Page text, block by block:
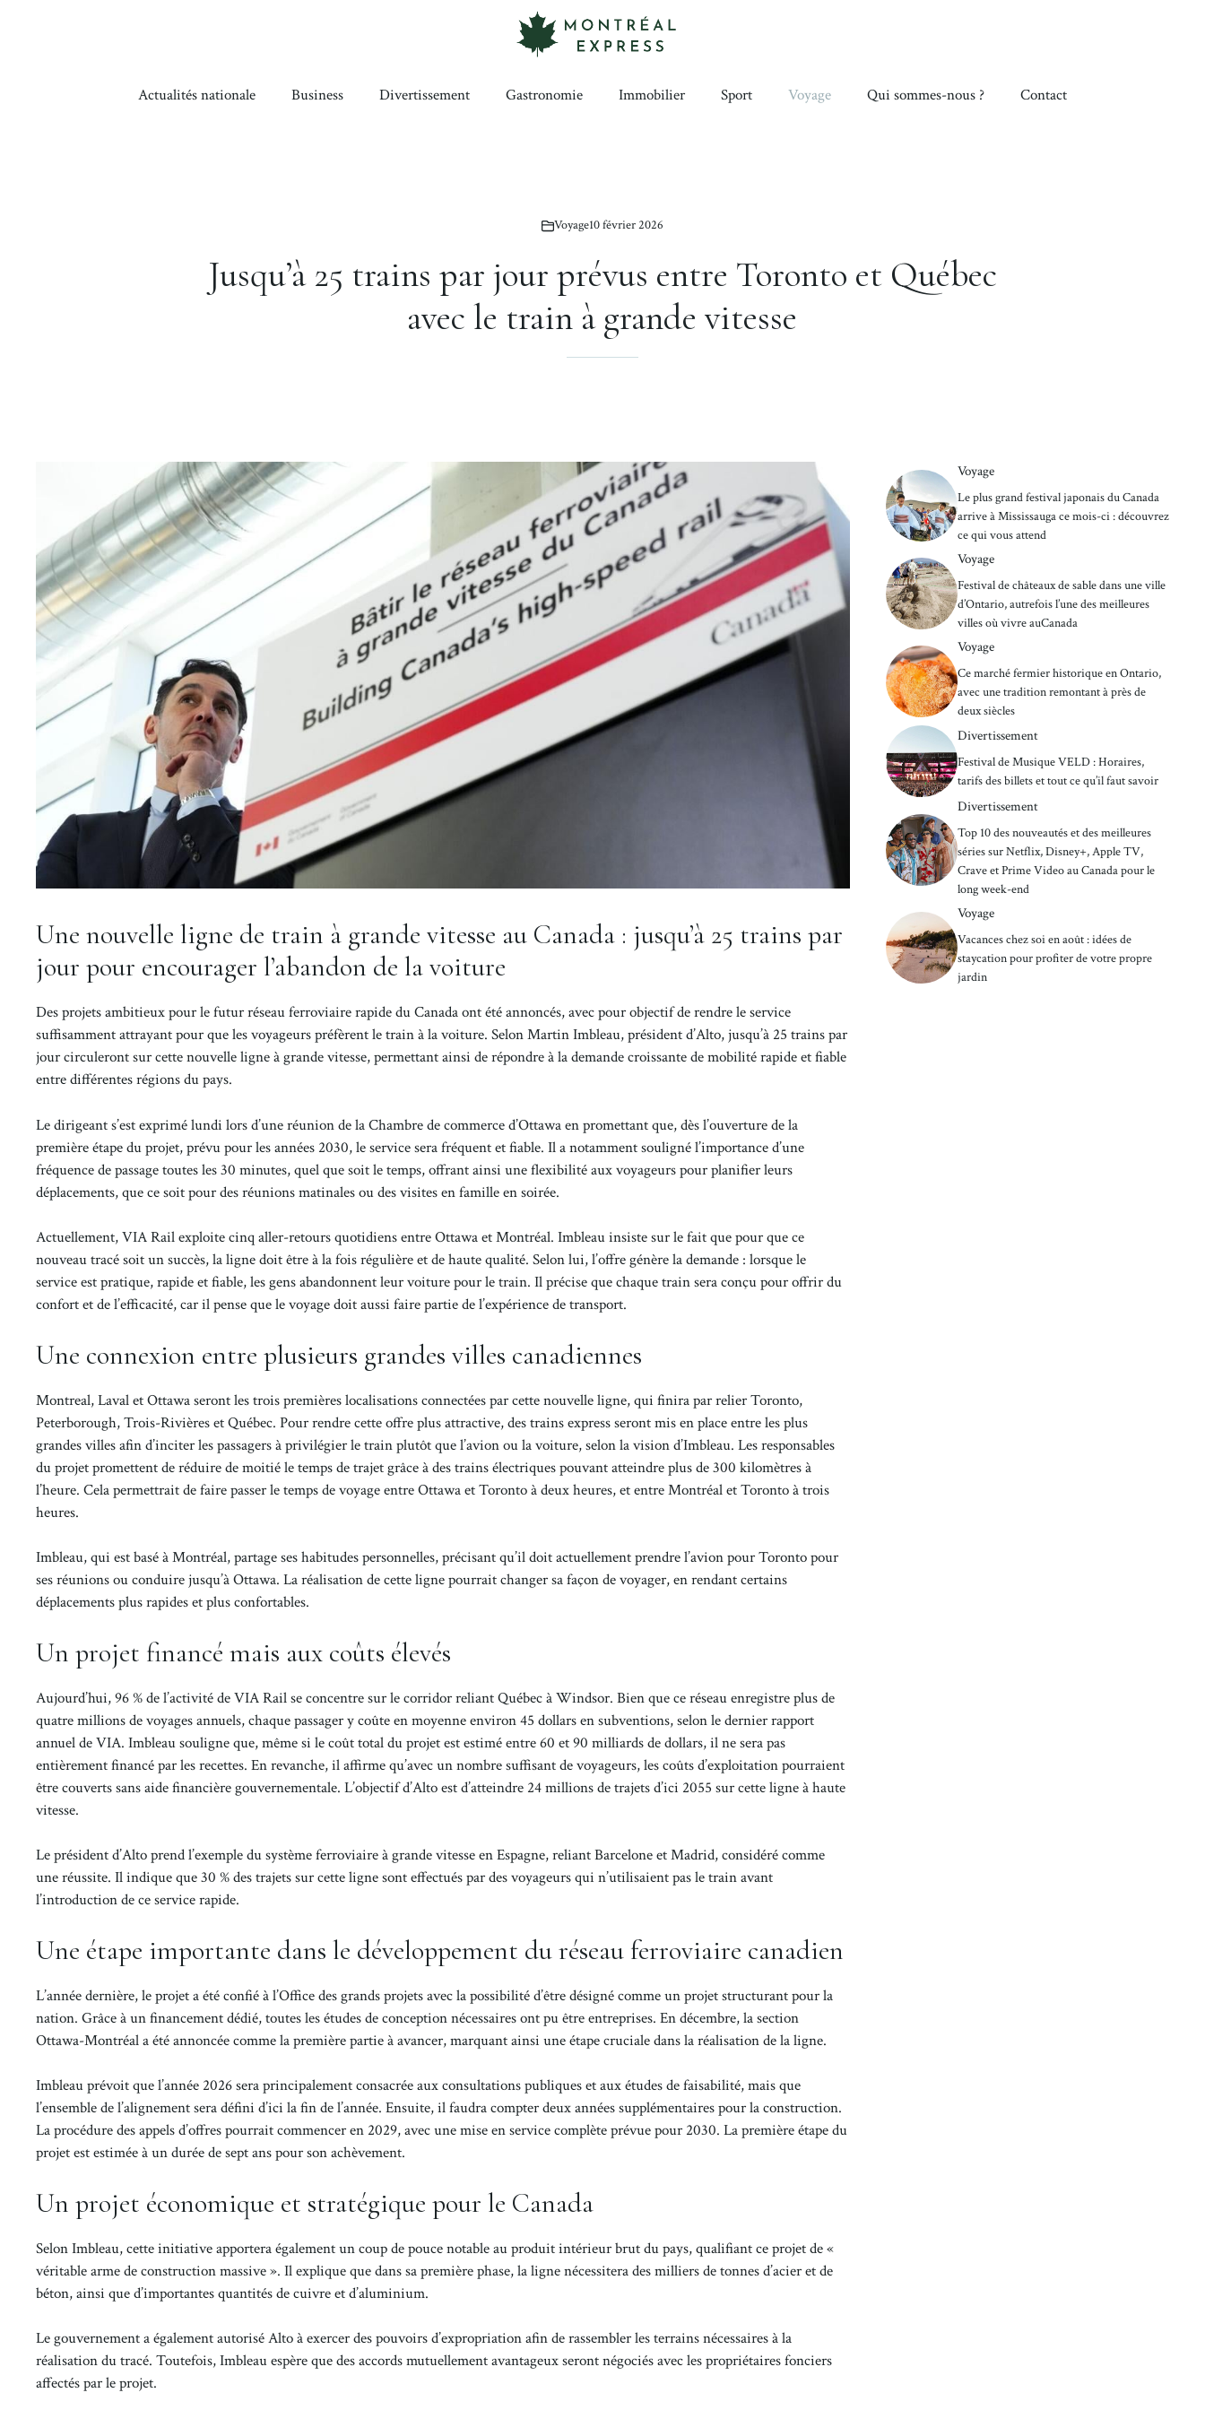
Actualités nationale Business Divertissement Gastronomie Immobilier Sport Voyage Qui sommes-nous ? Contact
Voyage10 février 2026
Jusqu’à 25 trains par jour prévus entre Toronto et Québec
avec le train à grande vitesse
Une nouvelle ligne de train à grande vitesse au Canada : jusqu’à 25 trains par
jour pour encourager l’abandon de la voiture
Des projets ambitieux pour le futur réseau ferroviaire rapide du Canada ont été annoncés, avec pour objectif de rendre le service
suffisamment attrayant pour que les voyageurs préfèrent le train à la voiture. Selon Martin Imbleau, président d’Alto, jusqu’à 25 trains par
jour circuleront sur cette nouvelle ligne à grande vitesse, permettant ainsi de répondre à la demande croissante de mobilité rapide et fiable
entre différentes régions du pays.
Le dirigeant s’est exprimé lundi lors d’une réunion de la Chambre de commerce d’Ottawa en promettant que, dès l’ouverture de la
première étape du projet, prévu pour les années 2030, le service sera fréquent et fiable. Il a notamment souligné l’importance d’une
fréquence de passage toutes les 30 minutes, quel que soit le temps, offrant ainsi une flexibilité aux voyageurs pour planifier leurs
déplacements, que ce soit pour des réunions matinales ou des visites en famille en soirée.
Actuellement, VIA Rail exploite cinq aller-retours quotidiens entre Ottawa et Montréal. Imbleau insiste sur le fait que pour que ce
nouveau tracé soit un succès, la ligne doit être à la fois régulière et de haute qualité. Selon lui, l’offre génère la demande : lorsque le
service est pratique, rapide et fiable, les gens abandonnent leur voiture pour le train. Il précise que chaque train sera conçu pour offrir du
confort et de l’efficacité, car il pense que le voyage doit aussi faire partie de l’expérience de transport.
Une connexion entre plusieurs grandes villes canadiennes
Montreal, Laval et Ottawa seront les trois premières localisations connectées par cette nouvelle ligne, qui finira par relier Toronto,
Peterborough, Trois-Rivières et Québec. Pour rendre cette offre plus attractive, des trains express seront mis en place entre les plus
grandes villes afin d’inciter les passagers à privilégier le train plutôt que l’avion ou la voiture, selon la vision d’Imbleau. Les responsables
du projet promettent de réduire de moitié le temps de trajet grâce à des trains électriques pouvant atteindre plus de 300 kilomètres à
l’heure. Cela permettrait de faire passer le temps de voyage entre Ottawa et Toronto à deux heures, et entre Montréal et Toronto à trois
heures.
Imbleau, qui est basé à Montréal, partage ses habitudes personnelles, précisant qu’il doit actuellement prendre l’avion pour Toronto pour
ses réunions ou conduire jusqu’à Ottawa. La réalisation de cette ligne pourrait changer sa façon de voyager, en rendant certains
déplacements plus rapides et plus confortables.
Un projet financé mais aux coûts élevés
Aujourd’hui, 96 % de l’activité de VIA Rail se concentre sur le corridor reliant Québec à Windsor. Bien que ce réseau enregistre plus de
quatre millions de voyages annuels, chaque passager y coûte en moyenne environ 45 dollars en subventions, selon le dernier rapport
annuel de VIA. Imbleau souligne que, même si le coût total du projet est estimé entre 60 et 90 milliards de dollars, il ne sera pas
entièrement financé par les recettes. En revanche, il affirme qu’avec un nombre suffisant de voyageurs, les coûts d’exploitation pourraient
être couverts sans aide financière gouvernementale. L’objectif d’Alto est d’atteindre 24 millions de trajets d’ici 2055 sur cette ligne à haute
vitesse.
Le président d’Alto prend l’exemple du système ferroviaire à grande vitesse en Espagne, reliant Barcelone et Madrid, considéré comme
une réussite. Il indique que 30 % des trajets sur cette ligne sont effectués par des voyageurs qui n’utilisaient pas le train avant
l’introduction de ce service rapide.
Une étape importante dans le développement du réseau ferroviaire canadien
L’année dernière, le projet a été confié à l’Office des grands projets avec la possibilité d’être désigné comme un projet structurant pour la
nation. Grâce à un financement dédié, toutes les études de conception nécessaires ont pu être entreprises. En décembre, la section
Ottawa-Montréal a été annoncée comme la première partie à avancer, marquant ainsi une étape cruciale dans la réalisation de la ligne.
Imbleau prévoit que l’année 2026 sera principalement consacrée aux consultations publiques et aux études de faisabilité, mais que
l’ensemble de l’alignement sera défini d’ici la fin de l’année. Ensuite, il faudra compter deux années supplémentaires pour la construction.
La procédure des appels d’offres pourrait commencer en 2029, avec une mise en service complète prévue pour 2030. La première étape du
projet est estimée à un durée de sept ans pour son achèvement.
Un projet économique et stratégique pour le Canada
Selon Imbleau, cette initiative apportera également un coup de pouce notable au produit intérieur brut du pays, qualifiant ce projet de «
véritable arme de construction massive ». Il explique que dans sa première phase, la ligne nécessitera des milliers de tonnes d’acier et de
béton, ainsi que d’importantes quantités de cuivre et d’aluminium.
Le gouvernement a également autorisé Alto à exercer des pouvoirs d’expropriation afin de rassembler les terrains nécessaires à la
réalisation du tracé. Toutefois, Imbleau espère que des accords mutuellement avantageux seront négociés avec les propriétaires fonciers
affectés par le projet.
Voyage
Le plus grand festival japonais du Canada
arrive à Mississauga ce mois-ci : découvrez
ce qui vous attend
Voyage
Festival de châteaux de sable dans une ville
d’Ontario, autrefois l’une des meilleures
villes où vivre auCanada
Voyage
Ce marché fermier historique en Ontario,
avec une tradition remontant à près de
deux siècles
Divertissement
Festival de Musique VELD : Horaires,
tarifs des billets et tout ce qu’il faut savoir
Divertissement
Top 10 des nouveautés et des meilleures
séries sur Netflix, Disney+, Apple TV,
Crave et Prime Video au Canada pour le
long week-end
Voyage
Vacances chez soi en août : idées de
staycation pour profiter de votre propre
jardin